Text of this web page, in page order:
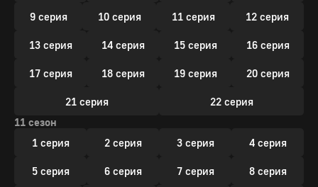
9 серия 10 серия 11 серия 12 серия
13 серия 14 серия 15 серия 16 серия
17 серия 18 серия 19 серия 20 серия
21 серия
22 серия
11 сезон
1 серия
2 серия 3 серия 4 серия
5 серия 6 серия 7 серия 8 серия